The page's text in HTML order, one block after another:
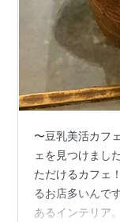
〜豆乳美活カフ
ェを見つけまし
ただけるカフェ
るお店多いんで
あるインテリア